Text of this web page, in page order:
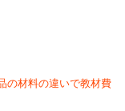
の材料の違いで教材費